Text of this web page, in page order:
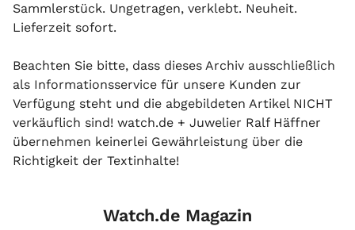
Sammlerstück. Ungetragen, verklebt. Neuheit.
Lieferzeit sofort.
Beachten Sie bitte, dass dieses Archiv ausschließlich
als Informationsservice für unsere Kunden zur
Verfügung steht und die abgebildeten Artikel NICHT
verkäuflich sind! watch.de + Juwelier Ralf Häffner
übernehmen keinerlei Gewährleistung über die
Richtigkeit der Textinhalte!
Watch.de Magazin